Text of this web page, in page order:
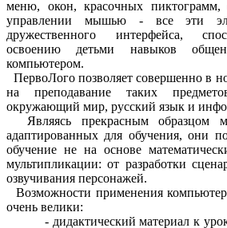
меню, окон, красочных пиктограмм,
управлении мышью - все эти
дружественного интерфейса,
освоению детьми навыков
компьютером.
ПервоЛого позволяет совершенно в
на преподавание таких
окружающий мир, русский язык и
Являясь прекрасным образцом
адаптированных для обучения, они
обучение не на основе
мультипликации: от разработки
озвучивания персонажей.
Возможности применения
очень велики:
- дидактический материал к